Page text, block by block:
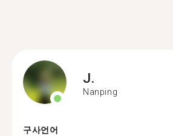
J.
Nanping
구사언어